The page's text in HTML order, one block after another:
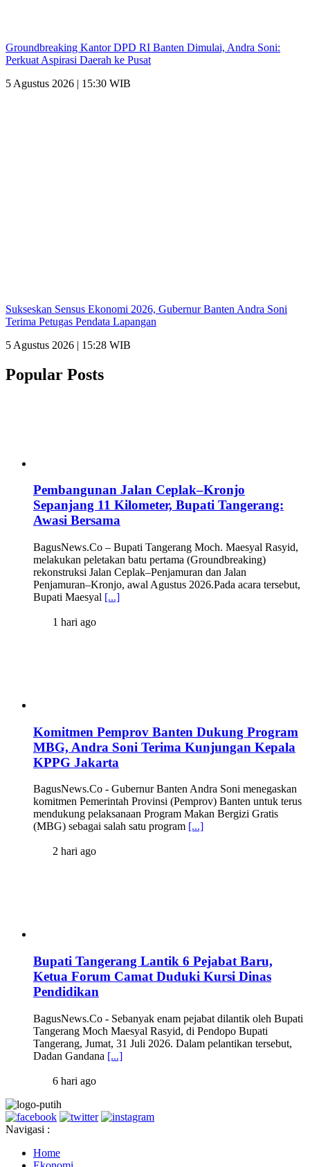
Groundbreaking Kantor DPD RI Banten Dimulai, Andra Soni:
Perkuat Aspirasi Daerah ke Pusat
5 Agustus 2026 | 15:30 WIB
Sukseskan Sensus Ekonomi 2026, Gubernur Banten Andra Soni
Terima Petugas Pendata Lapangan
5 Agustus 2026 | 15:28 WIB
Popular Posts
Pembangunan Jalan Ceplak–Kronjo
Sepanjang 11 Kilometer, Bupati Tangerang:
Awasi Bersama
BagusNews.Co – Bupati Tangerang Moch. Maesyal Rasyid,
melakukan peletakan batu pertama (Groundbreaking)
rekonstruksi Jalan Ceplak–Penjamuran dan Jalan
Penjamuran–Kronjo, awal Agustus 2026.Pada acara tersebut,
Bupati Maesyal [...]
1 hari ago
Komitmen Pemprov Banten Dukung Program
MBG, Andra Soni Terima Kunjungan Kepala
KPPG Jakarta
BagusNews.Co - Gubernur Banten Andra Soni menegaskan
komitmen Pemerintah Provinsi (Pemprov) Banten untuk terus
mendukung pelaksanaan Program Makan Bergizi Gratis
(MBG) sebagai salah satu program [...]
2 hari ago
Bupati Tangerang Lantik 6 Pejabat Baru,
Ketua Forum Camat Duduki Kursi Dinas
Pendidikan
BagusNews.Co - Sebanyak enam pejabat dilantik oleh Bupati
Tangerang Moch Maesyal Rasyid, di Pendopo Bupati
Tangerang, Jumat, 31 Juli 2026. Dalam pelantikan tersebut,
Dadan Gandana [...]
6 hari ago
Navigasi :
Home